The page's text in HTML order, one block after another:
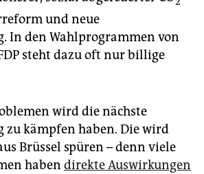
und neue
In den Wahlprogrammen von
steht dazu oft nur billige
wird die nächste
zu kämpfen haben. Die wird
Brüssel spüren – denn viele
haben direkte Auswirkungen